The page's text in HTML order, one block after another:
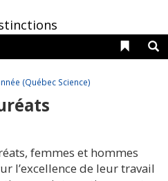
Liens
(Québec Science)
femmes et hommes
l’excellence de leur travail